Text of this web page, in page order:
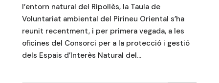
l’entorn natural del Ripollès, la Taula de
Voluntariat ambiental del Pirineu Oriental s’ha
reunit recentment, i per primera vegada, a les
oficines del Consorci per a la protecció i gestió
dels Espais d’Interès Natural del...